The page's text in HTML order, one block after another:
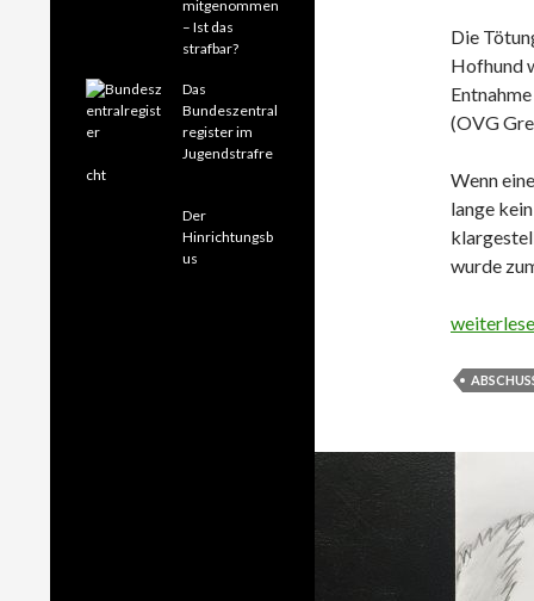
Die
Hofhund
(OVG
Wenn
lange
wurde
Wolf
mitgenommen
– Ist das
strafbar?
Das
Bundeszentral
register im
Jugendstrafre
cht
Der
Hinrichtungsb
us